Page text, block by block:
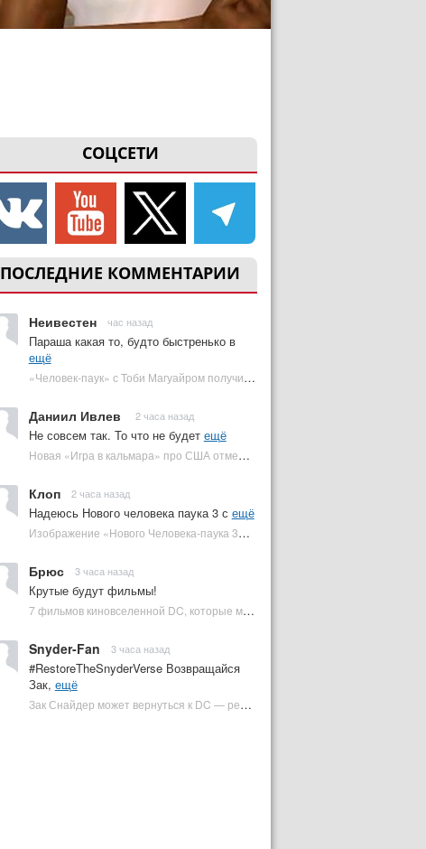
СОЦСЕТИ
ПОСЛЕДНИЕ КОММЕНТАРИИ
Неивестен час назад
Параша какая то, будто быстренько в
ещё
«Человек-паук» с Тоби Магуайром получил новый постер | Plugged In Ru
Даниил Ивлев 2 часа назад
Не совсем так. То что не будет ещё
Новая «Игра в кальмара» про США отменена | Plugged In Ru
Клоп 2 часа назад
Надеюсь Нового человека паука 3 с ещё
Изображение «Нового Человека-паука 3» подтвердило Зловещую шестерку | Plugged In Ru
Брюс 3 часа назад
Крутые будут фильмы!
7 фильмов киновселенной DC, которые может снять Зак Снайдер | Plugged In Ru
Snyder-Fan 3 часа назад
#RestoreTheSnyderVerse Возвращайся
Зак, ещё
Зак Снайдер может вернуться к DC — режиссер общался с Warner Bros. (фото) | Plugged In Ru